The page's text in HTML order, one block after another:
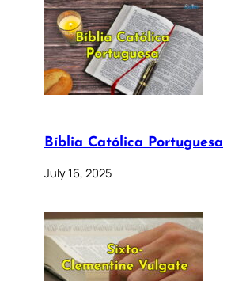
Bíblia Católica Portuguesa
July 16, 2025